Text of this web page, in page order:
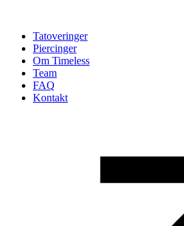
Tatoveringer
Piercinger
Om Timeless
Team
FAQ
Kontakt